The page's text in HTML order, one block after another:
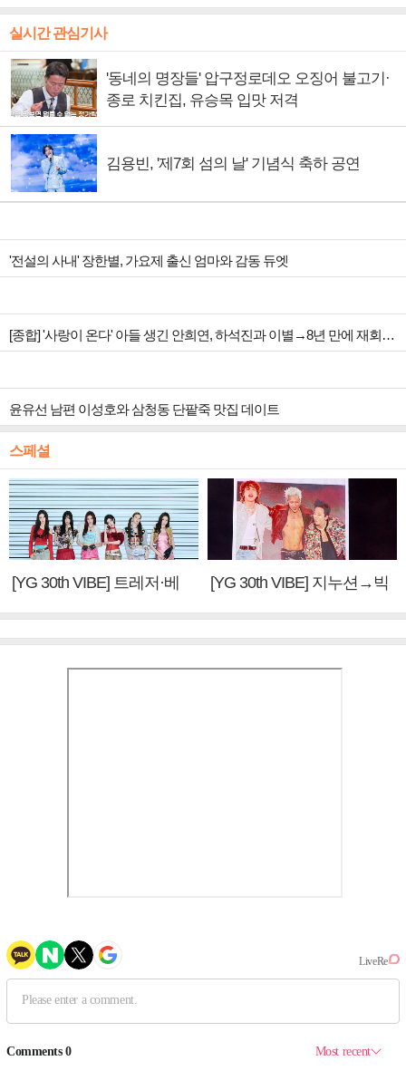
실시간 관심기사
'동네의 명장들' 압구정로데오 오징어 불고기·
종로 치킨집, 유승목 입맛 저격
김용빈, '제7회 섬의 날' 기념식 축하 공연
'전설의 사내' 장한별, 가요제 출신 엄마와 감동 듀엣
[종합] '사랑이 온다' 아들 생긴 안희연, 하석진과 이별→8년 만에 재회…5회 박유나 상견례 예고
윤유선 남편 이성호와 삼청동 단팥죽 맛집 데이트
스페셜
[YG 30th VIBE] 트레저·베
[YG 30th VIBE] 지누션→빅